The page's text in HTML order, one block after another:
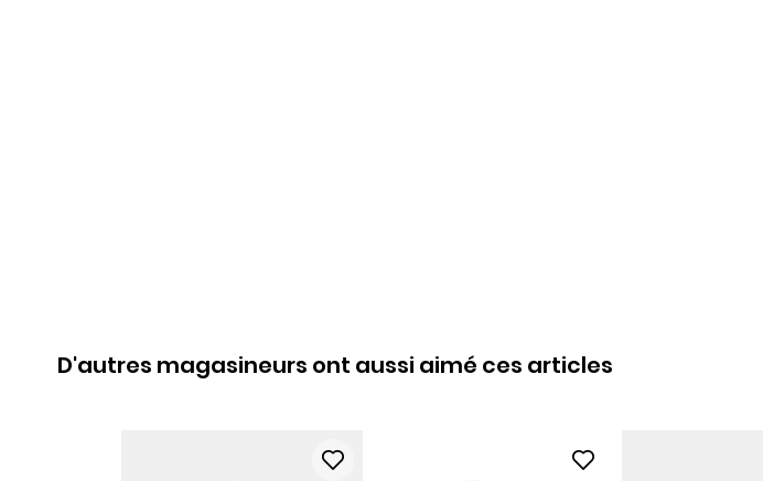
D'autres magasineurs ont aussi aimé ces articles